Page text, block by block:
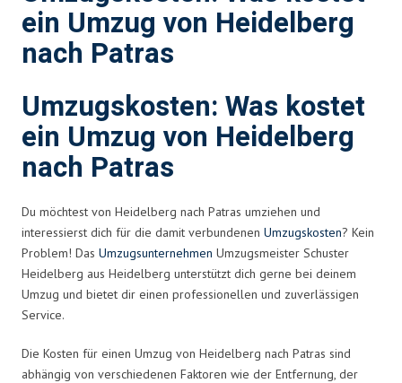
ein Umzug von Heidelberg
nach Patras
Umzugskosten: Was kostet
ein Umzug von Heidelberg
nach Patras
Du möchtest von Heidelberg nach Patras umziehen und
interessierst dich für die damit verbundenen Umzugskosten? Kein
Problem! Das Umzugsunternehmen Umzugsmeister Schuster
Heidelberg aus Heidelberg unterstützt dich gerne bei deinem
Umzug und bietet dir einen professionellen und zuverlässigen
Service.
Die Kosten für einen Umzug von Heidelberg nach Patras sind
abhängig von verschiedenen Faktoren wie der Entfernung, der